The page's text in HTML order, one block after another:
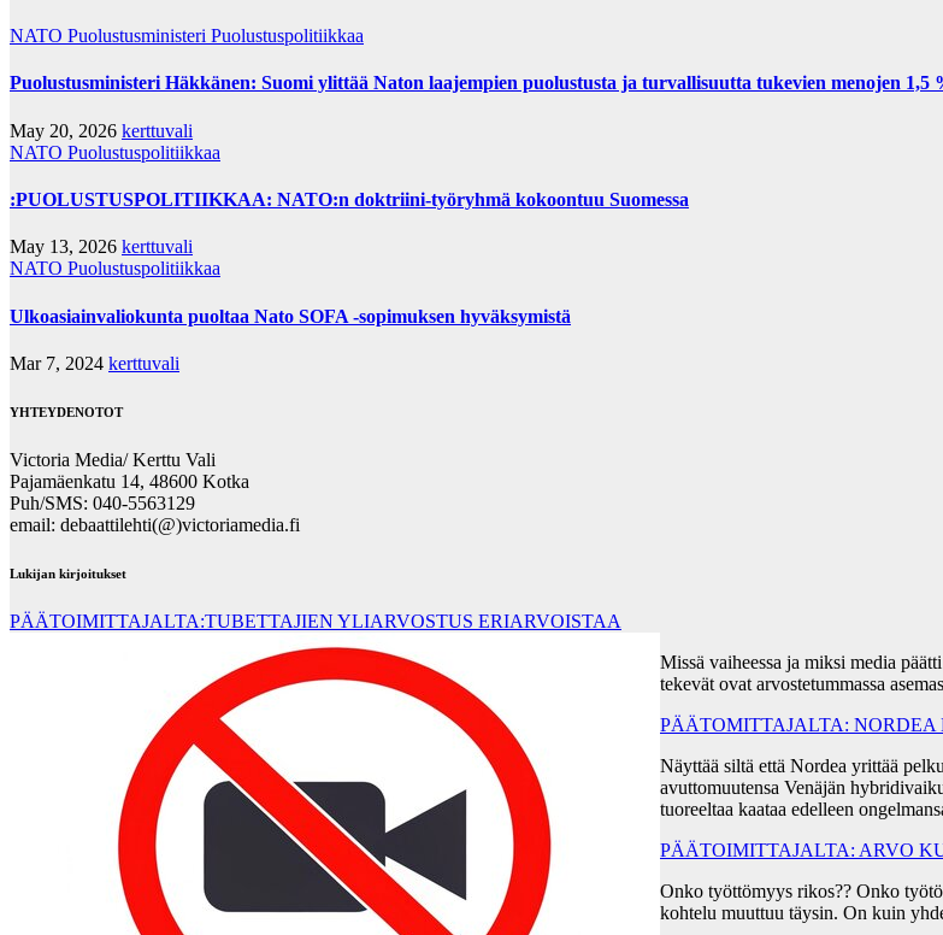
NATO Puolustusministeri Puolustuspolitiikkaa
Puolustusministeri Häkkänen: Suomi ylittää Naton laajempien puolustusta ja turvallisuutta tukevien menojen 1,5
May 20, 2026 kerttuvali
NATO Puolustuspolitiikkaa
:PUOLUSTUSPOLITIIKKAA: NATO:n doktriini-työryhmä kokoontuu Suomessa
May 13, 2026 kerttuvali
NATO Puolustuspolitiikkaa
Ulkoasiainvaliokunta puoltaa Nato SOFA -sopimuksen hyväksymistä
Mar 7, 2024 kerttuvali
YHTEYDENOTOT
Victoria Media/ Kerttu Vali
Pajamäenkatu 14, 48600 Kotka
Puh/SMS: 040-5563129
email: debaattilehti(@)victoriamedia.fi
Lukijan kirjoitukset
PÄÄTOIMITTAJALTA:TUBETTAJIEN YLIARVOSTUS ERIARVOISTAA
Missä vaiheessa ja miksi media
tekevät ovat arvostetummassa
PÄÄTOMITTAJALTA:
Näyttää siltä että Nordea yrittää
avuttomuutensa Venäjän
tuoreeltaa kaataa edelleen
PÄÄTOIMITTAJALTA: ARVO
Onko työttömyys rikos?? Onko
kohtelu muuttuu täysin. On kuin